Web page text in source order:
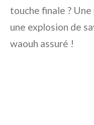
touche finale ?
une explosion de
waouh assuré !